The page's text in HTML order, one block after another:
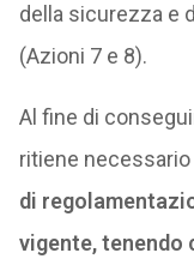
della sicurezza e
(Azioni 7 e 8).
Al fine di
ritiene necessario
di
vigente,